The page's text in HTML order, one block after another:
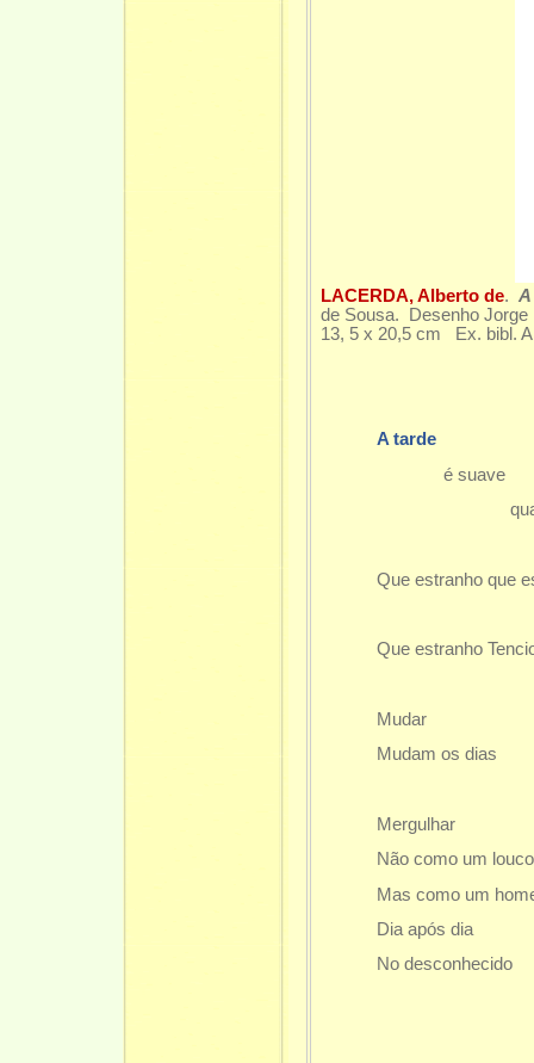
LACERDA, Alberto de. A
de Sousa. Desenho
13, 5 x 20,5 cm Ex. bibl.
A tarde
é suave
quase
Que estranho que
Que estranho
Mudar
Mudam os dias
Mergulhar
Não como um louco
Mas como um
Dia após dia
No desconhecido